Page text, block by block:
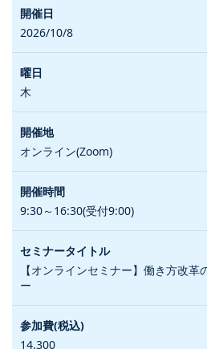
2026/10/8
木
オンライン(Zoom)
9:30～16:30(受付9:00)
【オンラインセミナー】働き方改
ー
14,300